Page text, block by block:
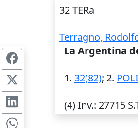
32 TERa
Terragno,
La Argentina
1. 32(82); 2.
(4)Inv.: 27715